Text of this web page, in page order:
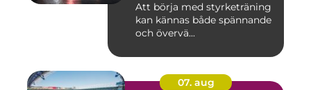
Att börja med styrketräning
kan kännas både spännande
och övervä...
07. aug